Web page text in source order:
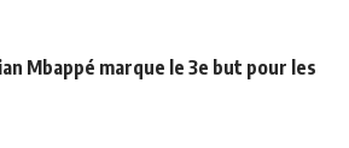
Mbappé marque le 3e but pour les